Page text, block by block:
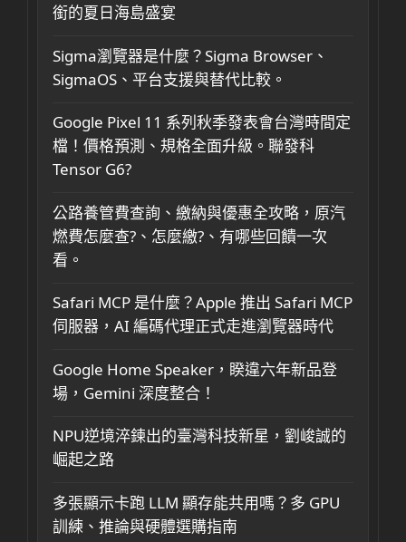
銜的夏日海島盛宴
Sigma瀏覽器是什麼？Sigma Browser、
SigmaOS、平台支援與替代比較。
Google Pixel 11 系列秋季發表會台灣時間定
檔！價格預測、規格全面升級。聯發科
Tensor G6?
公路養管費查詢、繳納與優惠全攻略，原汽
燃費怎麼查?、怎麼繳?、有哪些回饋一次
看。
Safari MCP 是什麼？Apple 推出 Safari MCP
伺服器，AI 編碼代理正式走進瀏覽器時代
Google Home Speaker，睽違六年新品登
場，Gemini 深度整合！
NPU逆境淬鍊出的臺灣科技新星，劉峻誠的
崛起之路
多張顯示卡跑 LLM 顯存能共用嗎？多 GPU
訓練、推論與硬體選購指南